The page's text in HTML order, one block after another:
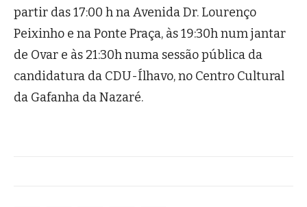
partir das 17:00 h na Avenida Dr. Lourenço
Peixinho e na Ponte Praça, às 19:30h num jantar
de Ovar e às 21:30h numa sessão pública da
candidatura da CDU-Ílhavo, no Centro Cultural
da Gafanha da Nazaré.